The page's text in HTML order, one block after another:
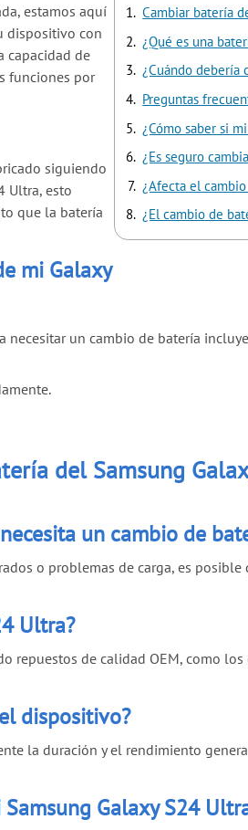
Cambiar batería
¿Qué es una
¿Cuándo debería
Preguntas
¿Cómo saber si
¿Es seguro
¿Afecta el
¿El cambio de
estamos aquí
dispositivo con
capacidad de
funciones por
siguiendo
Ultra, esto
que la batería
mi Galaxy
necesitar un cambio de batería
del Samsung
un cambio de
o problemas de carga, es
Ultra?
de calidad OEM, como
dispositivo?
la duración y el rendimiento
Galaxy S24